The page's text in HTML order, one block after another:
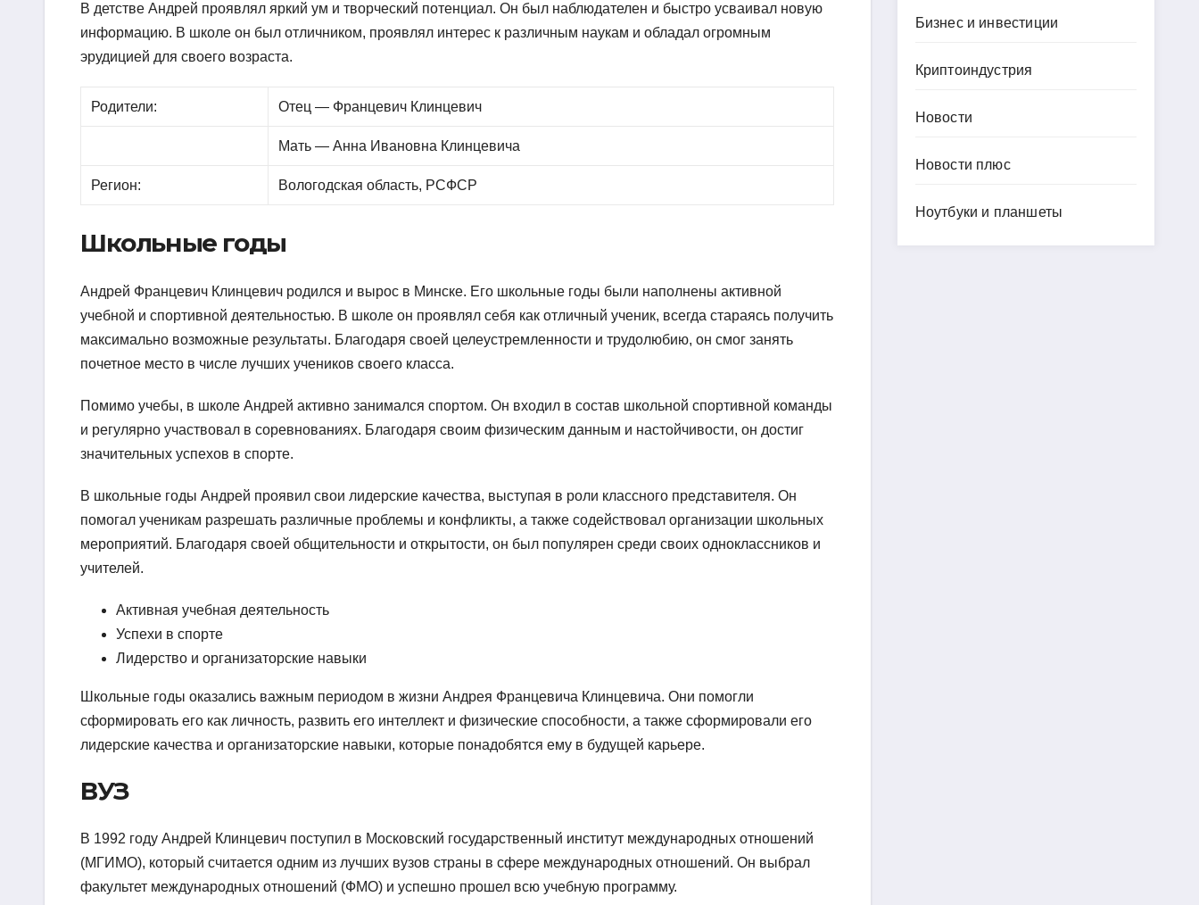
В детстве Андрей проявлял яркий ум и творческий потенциал. Он был наблюдателен и быстро усваивал новую
информацию. В школе он был отличником, проявлял интерес к различным наукам и обладал огромным
эрудицией для своего возраста.
Родители: Отец — Францевич Клинцевич
Мать — Анна Ивановна Клинцевича
Регион: Вологодская область, РСФСР
Школьные годы
Андрей Францевич Клинцевич родился и вырос в Минске. Его школьные годы были наполнены активной
учебной и спортивной деятельностью. В школе он проявлял себя как отличный ученик, всегда стараясь получить
максимально возможные результаты. Благодаря своей целеустремленности и трудолюбию, он смог занять
почетное место в числе лучших учеников своего класса.
Помимо учебы, в школе Андрей активно занимался спортом. Он входил в состав школьной спортивной команды
и регулярно участвовал в соревнованиях. Благодаря своим физическим данным и настойчивости, он достиг
значительных успехов в спорте.
В школьные годы Андрей проявил свои лидерские качества, выступая в роли классного представителя. Он
помогал ученикам разрешать различные проблемы и конфликты, а также содействовал организации школьных
мероприятий. Благодаря своей общительности и открытости, он был популярен среди своих одноклассников и
учителей.
Активная учебная деятельность
Успехи в спорте
Лидерство и организаторские навыки
Школьные годы оказались важным периодом в жизни Андрея Францевича Клинцевича. Они помогли
сформировать его как личность, развить его интеллект и физические способности, а также сформировали его
лидерские качества и организаторские навыки, которые понадобятся ему в будущей карьере.
ВУЗ
В 1992 году Андрей Клинцевич поступил в Московский государственный институт международных отношений
(МГИМО), который считается одним из лучших вузов страны в сфере международных отношений. Он выбрал
факультет международных отношений (ФМО) и успешно прошел всю учебную программу.
Бизнес и инвестиции
Криптоиндустрия
Новости
Новости плюс
Ноутбуки и планшеты